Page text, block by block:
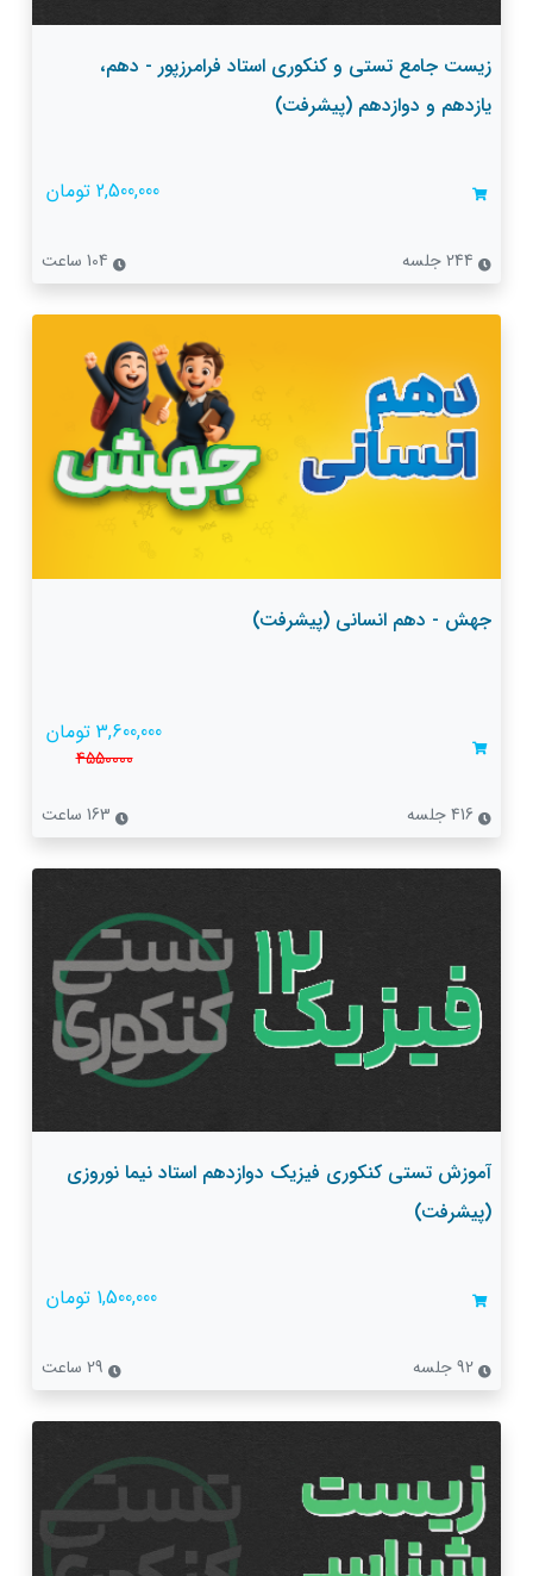
زیست جامع تستی و کنکوری استاد فرامرزپور - دهم،
یازدهم و دوازدهم (پیشرفت)
2,500,000 تومان
جهش - دهم انسانی (پیشرفت)
3,600,000 تومان
4550000
آموزش تستی کنکوری فیزیک دوازدهم استاد نیما نوروزی
(پیشرفت)
1,500,000 تومان